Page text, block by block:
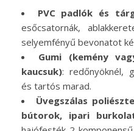
PVC padlók és
esőcsatornák,
selyemfényű bevonatot
Gumi (kemény
kaucsuk): redőnyöknél,
és tartós marad.
Üvegszálas
bútorok, ipari